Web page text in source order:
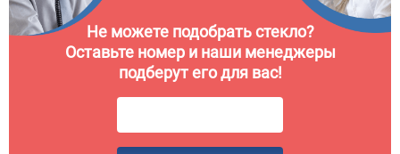
Не можете подобрать стекло?
Оставьте номер и наши менеджеры
подберут его для вас!